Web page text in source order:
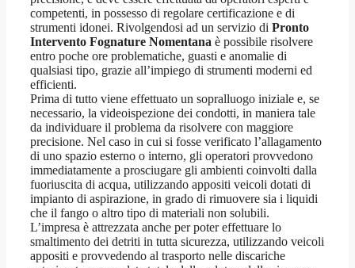
competenti, in possesso di regolare certificazione e di
strumenti idonei. Rivolgendosi ad un servizio di Pronto
Intervento Fognature Nomentana è possibile risolvere
entro poche ore problematiche, guasti e anomalie di
qualsiasi tipo, grazie all’impiego di strumenti moderni ed
efficienti.
Prima di tutto viene effettuato un sopralluogo iniziale e, se
necessario, la videoispezione dei condotti, in maniera tale
da individuare il problema da risolvere con maggiore
precisione. Nel caso in cui si fosse verificato l’allagamento
di uno spazio esterno o interno, gli operatori provvedono
immediatamente a prosciugare gli ambienti coinvolti dalla
fuoriuscita di acqua, utilizzando appositi veicoli dotati di
impianto di aspirazione, in grado di rimuovere sia i liquidi
che il fango o altro tipo di materiali non solubili.
L’impresa è attrezzata anche per poter effettuare lo
smaltimento dei detriti in tutta sicurezza, utilizzando veicoli
appositi e provvedendo al trasporto nelle discariche